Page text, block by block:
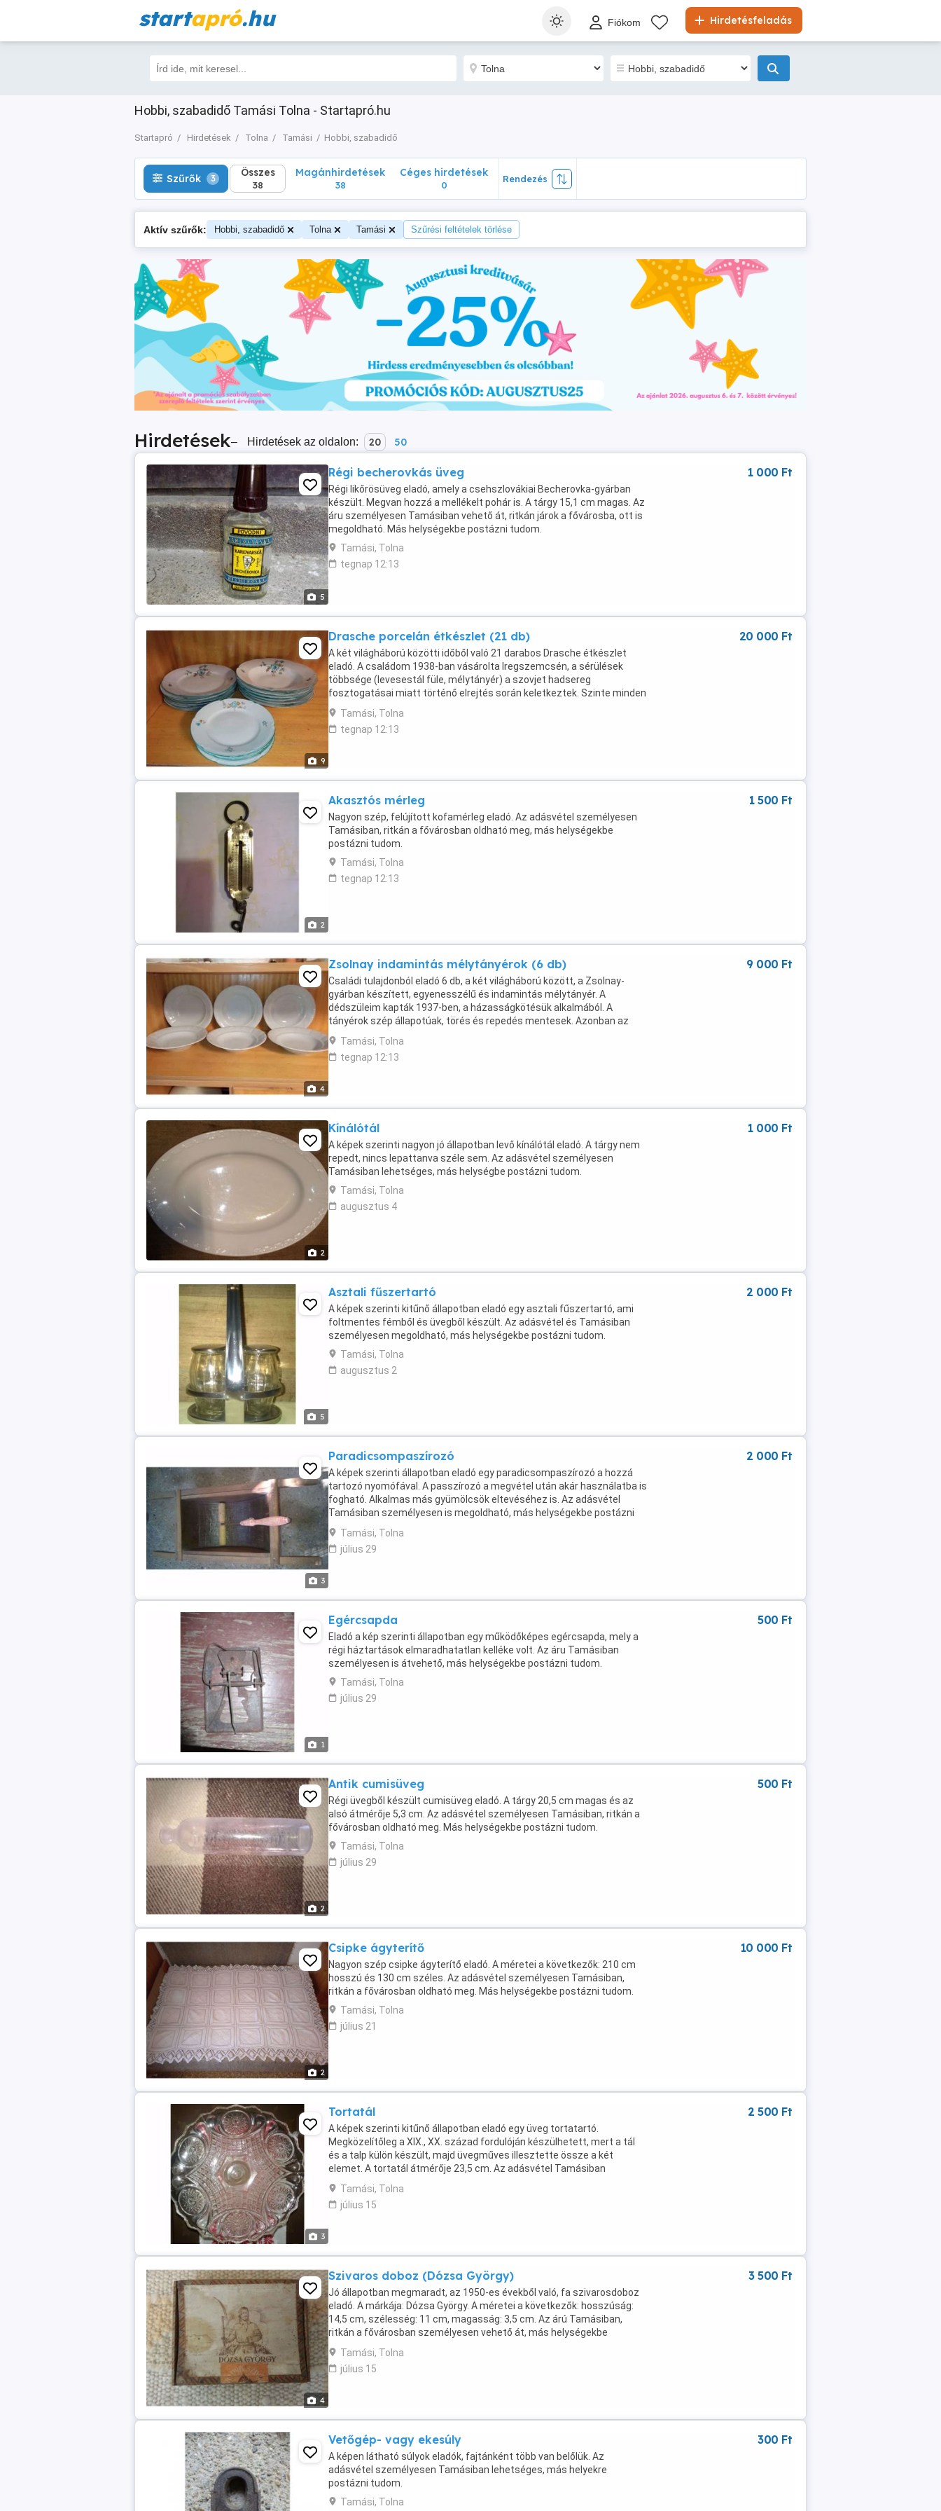
startapró.hu Hirdetésfeladás
Fiókom
Hobbi, szabadidő Tamási Tolna - Startapró.hu
Startapró Hirdetések Tolna Tamási Hobbi, szabadidő
Szűrők 3 Összes
38
Szűrők 3 Összes
38
Magánhirdetések
38
Céges hirdetések
0
Rendezés
Aktív szűrők: Hobbi, szabadidő Tolna Tamási Szűrési feltételek törlése
Hirdetések– Hirdetések az oldalon: 20 50
5
Régi becherovkás üveg
Régi likőrösüveg eladó, amely a csehszlovákiai Becherovka-gyárban
készült. Megvan hozzá a mellékelt pohár is. A tárgy 15,1 cm magas. Az
áru személyesen Tamásiban vehető át, ritkán járok a fővárosba, ott is
megoldható. Más helységekbe postázni tudom.
Tamási, Tolna
tegnap 12:13
1 000 Ft
9
Drasche porcelán étkészlet (21 db)
A két világháború közötti időből való 21 darabos Drasche étkészlet
eladó. A családom 1938-ban vásárolta Iregszemcsén, a sérülések
többsége (levesestál füle, mélytányér) a szovjet hadsereg
fosztogatásai miatt történő elrejtés során keletkeztek. Szinte minden
darabja fennmaradt, de 3 db kistányér hiányzik ...
Tamási, Tolna
tegnap 12:13
20 000 Ft
2
Akasztós mérleg
Nagyon szép, felújított kofamérleg eladó. Az adásvétel személyesen
Tamásiban, ritkán a fővárosban oldható meg, más helységekbe
postázni tudom.
Tamási, Tolna
tegnap 12:13
1 500 Ft
4
Zsolnay indamintás mélytányérok (6 db)
Családi tulajdonból eladó 6 db, a két világháború között, a Zsolnay-
gyárban készített, egyenesszélű és indamintás mélytányér. A
dédszüleim kapták 1937-ben, a házasságkötésük alkalmából. A
tányérok szép állapotúak, törés és repedés mentesek. Azonban az
egyiknek a széle lepattant, amely hibáról képet is ...
Tamási, Tolna
tegnap 12:13
9 000 Ft
2
Kínálótál
A képek szerinti nagyon jó állapotban levő kínálótál eladó. A tárgy nem
repedt, nincs lepattanva széle sem. Az adásvétel személyesen
Tamásiban lehetséges, más helységbe postázni tudom.
Tamási, Tolna
augusztus 4
1 000 Ft
5
Asztali fűszertartó
A képek szerinti kitűnő állapotban eladó egy asztali fűszertartó, ami
foltmentes fémből és üvegből készült. Az adásvétel és Tamásiban
személyesen megoldható, más helységekbe postázni tudom.
Tamási, Tolna
augusztus 2
2 000 Ft
3
Paradicsompaszírozó
A képek szerinti állapotban eladó egy paradicsompaszírozó a hozzá
tartozó nyomófával. A passzírozó a megvétel után akár használatba is
fogható. Alkalmas más gyümölcsök eltevéséhez is. Az adásvétel
Tamásiban személyesen is megoldható, más helységekbe postázni
tudom.
Tamási, Tolna
július 29
2 000 Ft
1
Egércsapda
Eladó a kép szerinti állapotban egy működőképes egércsapda, mely a
régi háztartások elmaradhatatlan kelléke volt. Az áru Tamásiban
személyesen is átvehető, más helységekbe postázni tudom.
Tamási, Tolna
július 29
500 Ft
2
Antik cumisüveg
Régi üvegből készült cumisüveg eladó. A tárgy 20,5 cm magas és az
alsó átmérője 5,3 cm. Az adásvétel személyesen Tamásiban, ritkán a
fővárosban oldható meg. Más helységekbe postázni tudom.
Tamási, Tolna
július 29
500 Ft
2
Csipke ágyterítő
Nagyon szép csipke ágyterítő eladó. A méretei a következők: 210 cm
hosszú és 130 cm széles. Az adásvétel személyesen Tamásiban,
ritkán a fővárosban oldható meg. Más helységekbe postázni tudom.
Tamási, Tolna
július 21
10 000 Ft
3
Tortatál
A képek szerinti kitűnő állapotban eladó egy üveg tortatartó.
Megközelítőleg a XIX., XX. század fordulóján készülhetett, mert a tál
és a talp külön készült, majd üvegműves illesztette össze a két
elemet. A tortatál átmérője 23,5 cm. Az adásvétel Tamásiban
személyesen megoldható, ritkán Budapesten is. ...
Tamási, Tolna
július 15
2 500 Ft
4
Szivaros doboz (Dózsa György)
Jó állapotban megmaradt, az 1950-es évekből való, fa szivarosdoboz
eladó. A márkája: Dózsa György. A méretei a következők: hosszúság:
14,5 cm, szélesség: 11 cm, magasság: 3,5 cm. Az árú Tamásiban,
ritkán a fővárosban személyesen vehető át, más helységekbe
postázni tudom.
Tamási, Tolna
július 15
3 500 Ft
Vetőgép- vagy ekesúly
A képen látható súlyok eladók, fajtánként több van belőlük. Az
adásvétel személyesen Tamásiban lehetséges, más helyekre
postázni tudom.
Tamási, Tolna
300 Ft